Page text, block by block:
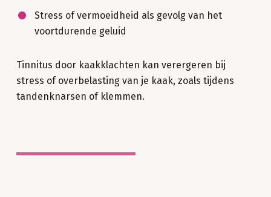
Stress of vermoeidheid als gevolg van het
voortdurende geluid
Tinnitus door kaakklachten kan verergeren bij
stress of overbelasting van je kaak, zoals tijdens
tandenknarsen of klemmen.